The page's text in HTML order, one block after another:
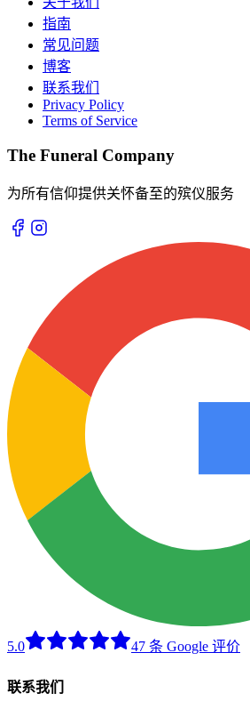
指南
常见问题
博客
联系我们
Privacy Policy
Terms of Service
The Funeral Company
为所有信仰提供关怀备至的殡仪服务
5.0 47 条 Google 评价
联系我们